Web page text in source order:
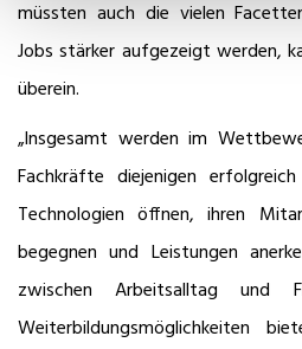
müssten auch die vielen
Jobs stärker aufgezeigt werden,
überein.
„Insgesamt werden im
Fachkräfte diejenigen
Technologien öffnen, ihren
begegnen und Leistungen
zwischen Arbeitsalltag und
Weiterbildungsmöglichkeiten